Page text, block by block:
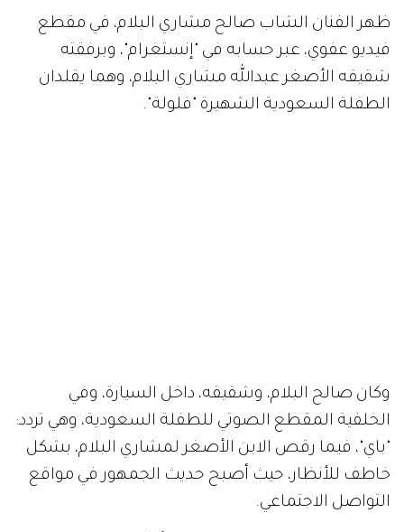
ظهر الفنان الشاب صالح مشاري البلام، في مقطع
فيديو عفوي، عبر حسابه في "إنستغرام"، وبرفقته
شقيقه الأصغر عبدالله مشاري البلام، وهما يقلدان
الطفلة السعودية الشهيرة "فلولة".
وكان صالح البلام، وشقيقه، داخل السيارة، وفي
الخلفية المقطع الصوتي للطفلة السعودية، وهي تردد:
"باي"، فيما رقص الابن الأصغر لمشاري البلام، بشكل
خاطف للأنظار، حيث أصبح حديث الجمهور في مواقع
التواصل الاجتماعي.